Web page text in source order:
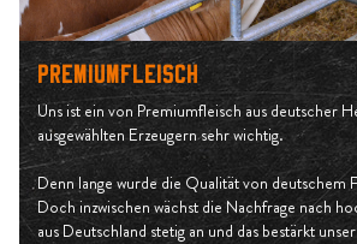
Premiumfleisch
Uns ist ein von Premiumfleisch aus deutscher
ausgewählten Erzeugern sehr wichtig.
Denn lange wurde die Qualität von deutschem
Doch inzwischen wächst die Nachfrage nach
aus Deutschland stetig an und das bestärkt